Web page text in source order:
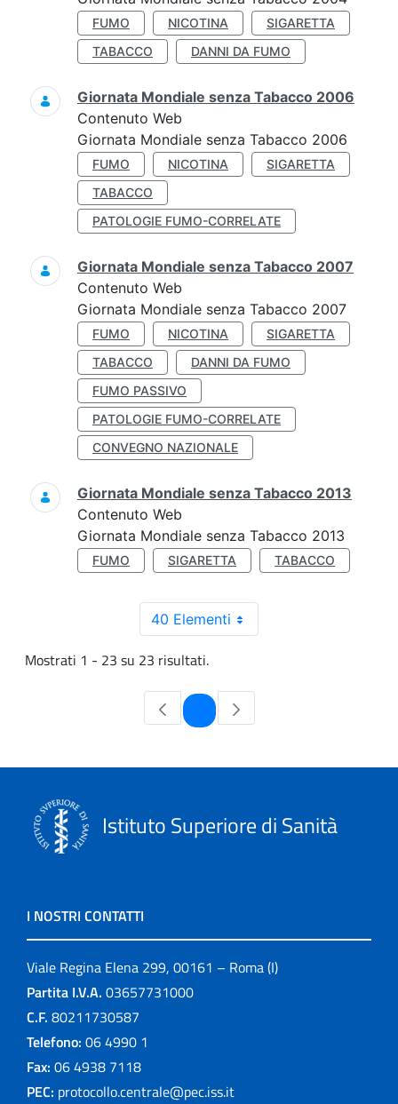
FUMO NICOTINA
SIGARETTA
TABACCO
DANNI DA FUMO
Giornata Mondiale senza Tabacco 2006
Contenuto Web
Giornata Mondiale senza Tabacco 2006
FUMO NICOTINA
SIGARETTA
TABACCO
PATOLOGIE FUMO-CORRELATE
Giornata Mondiale senza Tabacco 2007
Contenuto Web
Giornata Mondiale senza Tabacco 2007
FUMO NICOTINA
SIGARETTA
TABACCO
DANNI DA FUMO
FUMO PASSIVO
PATOLOGIE FUMO-CORRELATE
CONVEGNO NAZIONALE
Giornata Mondiale senza Tabacco 2013
Contenuto Web
Giornata Mondiale senza Tabacco 2013
FUMO SIGARETTA TABACCO
40 Elementi
Mostrati 1 - 23 su 23 risultati.
Pagina
Istituto Superiore di Sanità
I NOSTRI CONTATTI
Viale Regina Elena 299, 00161 – Roma (I)
Partita I.V.A. 03657731000
C.F. 80211730587
Telefono: 06 4990 1
Fax: 06 4938 7118
PEC: protocollo.centrale@pec.iss.it